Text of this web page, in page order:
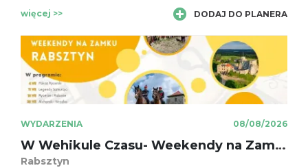
więcej >> DODAJ DO PLANERA
WYDARZENIA 08/08/2026
W Wehikule Czasu- Weekendy na Zamku Rabsztyn
Rabsztyn